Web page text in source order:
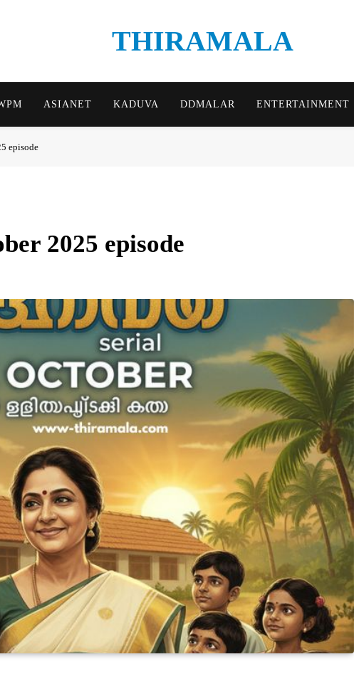
THIRAMALA
ASIANET KADUVA DDMALAR ENTERTAINMENT
episode
2025 episode